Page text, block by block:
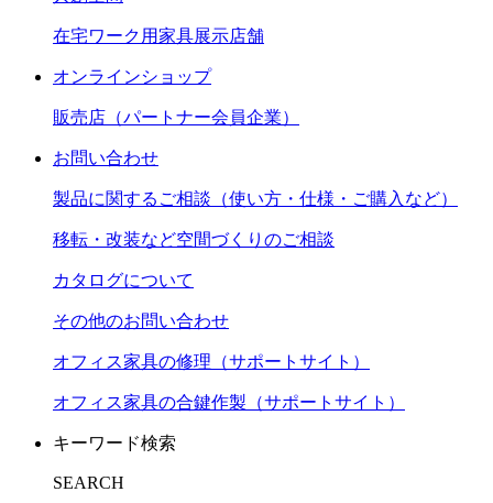
在宅ワーク用家具展示店舗
オンラインショップ
販売店（パートナー会員企業）
お問い合わせ
製品に関するご相談（使い方・仕様・ご購入など）
移転・改装など空間づくりのご相談
カタログについて
その他のお問い合わせ
オフィス家具の修理（サポートサイト）
オフィス家具の合鍵作製（サポートサイト）
キーワード検索
SEARCH